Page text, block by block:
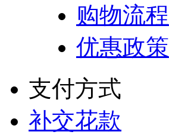
购物流程
优惠政策
支付方式
补交花款